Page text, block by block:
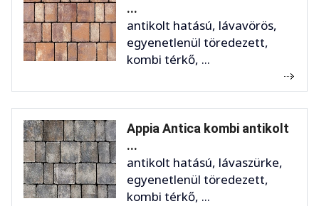
...
antikolt hatású, lávavörös,
egyenetlenül töredezett,
kombi térkő, ...
Appia Antica kombi antikolt
...
antikolt hatású, lávaszürke,
egyenetlenül töredezett,
kombi térkő, ...